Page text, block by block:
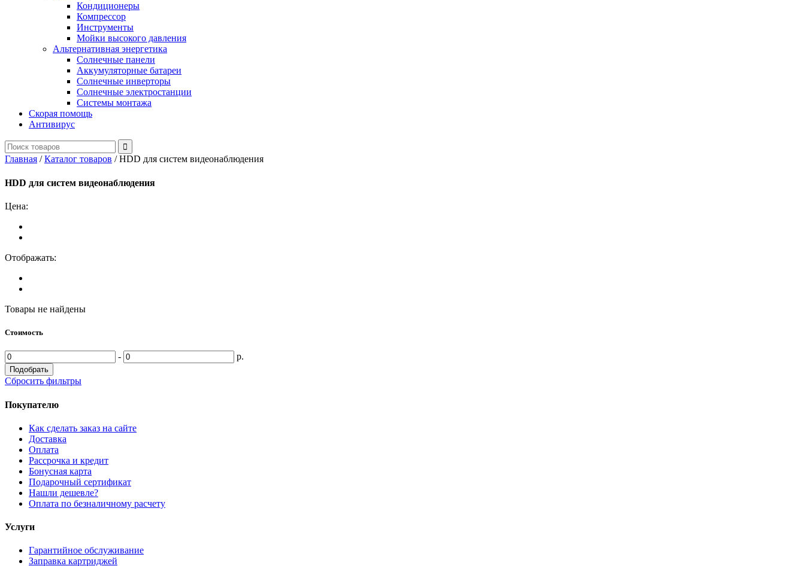
Кондиционеры
Компрессор
Инструменты
Мойки высокого давления
Альтернативная энергетика
Солнечные панели
Аккумуляторные батареи
Солнечные инверторы
Солнечные электростанции
Системы монтажа
Скорая помощь
Антивирус
Главная /Каталог товаров /HDD для систем видеонаблюдения
HDD для систем видеонаблюдения
Цена:
Отображать:
Товары не найдены
Стоимость
- р.
Подобрать
Сбросить фильтры
Покупателю
Как сделать заказ на сайте
Доставка
Оплата
Рассрочка и кредит
Бонусная карта
Подарочный сертификат
Нашли дешевле?
Оплата по безналичному расчету
Услуги
Гарантийное обслуживание
Заправка картриджей